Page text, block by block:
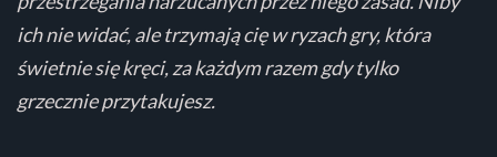
ich nie widać, ale trzymają cię w ryzach gry, która
świetnie się kręci, za każdym razem gdy tylko
grzecznie przytakujesz.